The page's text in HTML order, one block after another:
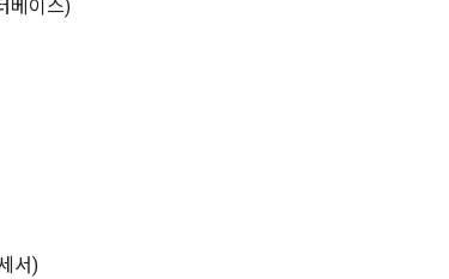
베이스)
서)